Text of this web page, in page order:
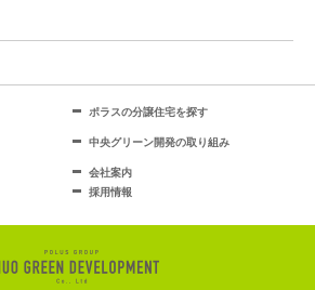
ポラスの分譲住宅を探す
中央グリーン開発の取り組み
会社案内
採用情報